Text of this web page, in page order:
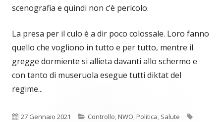
scenografia e quindi non c’è pericolo.
La presa per il culo è a dir poco colossale. Loro fanno
quello che vogliono in tutto e per tutto, mentre il
gregge dormiente si allieta davanti allo schermo e
con tanto di museruola esegue tutti diktat del
regime...
Pubblicato
27 Gennaio 2021 Categorie
Controllo NWO Politica Salute